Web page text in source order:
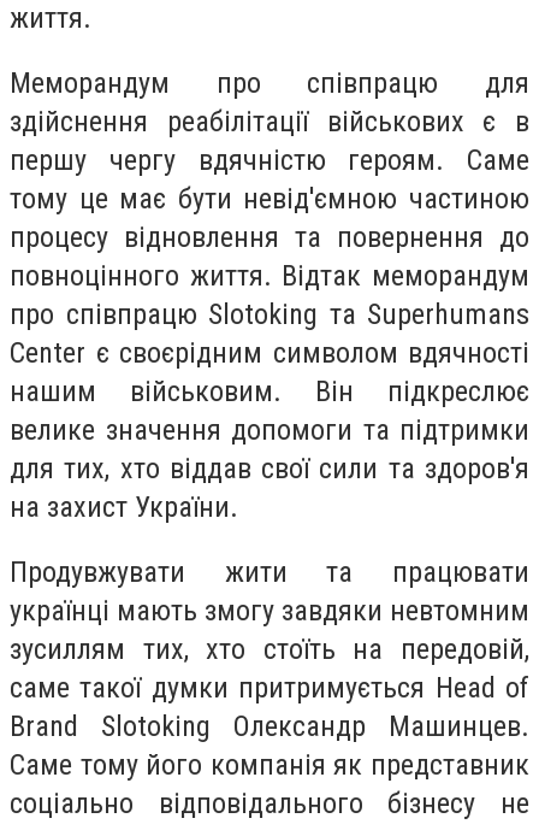
життя.
Меморандум про співпрацю для
здійснення реабілітації військових є в
першу чергу вдячністю героям. Саме
тому це має бути невід'ємною частиною
процесу відновлення та повернення до
повноцінного життя. Відтак меморандум
про співпрацю Slotoking та Superhumans
Center є своєрідним символом вдячності
нашим військовим. Він підкреслює
велике значення допомоги та підтримки
для тих, хто віддав свої сили та здоров'я
на захист України.
Продувжувати жити та працювати
українці мають змогу завдяки невтомним
зусиллям тих, хто стоїть на передовій,
саме такої думки притримується Head of
Brand Slotoking Олександр Машинцев.
Саме тому його компанія як представник
соціально відповідального бізнесу не